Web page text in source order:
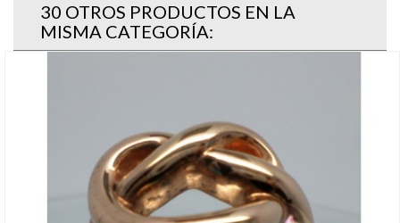
30 OTROS PRODUCTOS EN LA
MISMA CATEGORÍA: